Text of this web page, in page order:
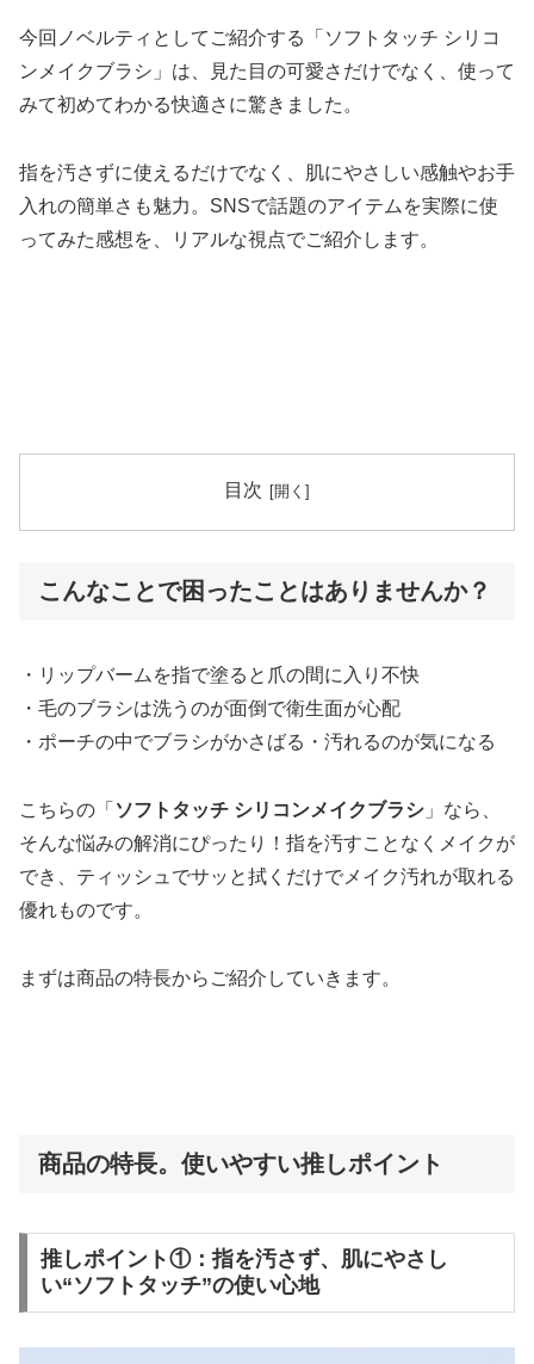
今回ノベルティとしてご紹介する「ソフトタッチ シリコ
ンメイクブラシ」は、見た目の可愛さだけでなく、使って
みて初めてわかる快適さに驚きました。
指を汚さずに使えるだけでなく、肌にやさしい感触やお手
入れの簡単さも魅力。SNSで話題のアイテムを実際に使
ってみた感想を、リアルな視点でご紹介します。
目次
こんなことで困ったことはありませんか？
・リップバームを指で塗ると爪の間に入り不快
・毛のブラシは洗うのが面倒で衛生面が心配
・ポーチの中でブラシがかさばる・汚れるのが気になる
こちらの「 ソフトタッチ シリコンメイクブラシ 」なら、
そんな悩みの解消にぴったり！指を汚すことなくメイクが
でき、ティッシュでサッと拭くだけでメイク汚れが取れる
優れものです。
まずは商品の特長からご紹介していきます。
商品の特長。使いやすい推しポイント
推しポイント①：指を汚さず、肌にやさし
い“ソフトタッチ”の使い心地